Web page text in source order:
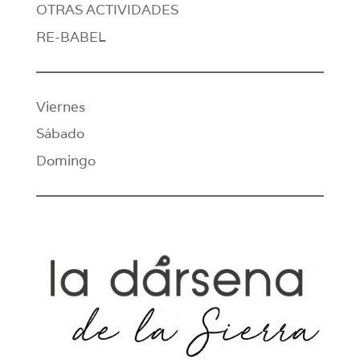
OTRAS ACTIVIDADES
RE-BABEL
Viernes
Sábado
Domingo